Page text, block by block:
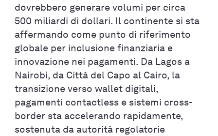
dovrebbero generare volumi per circa
500 miliardi di dollari. Il continente si sta
affermando come punto di riferimento
globale per inclusione finanziaria e
innovazione nei pagamenti. Da Lagos a
Nairobi, da Città del Capo al Cairo, la
transizione verso wallet digitali,
pagamenti contactless e sistemi cross-
border sta accelerando rapidamente,
sostenuta da autorità regolatorie